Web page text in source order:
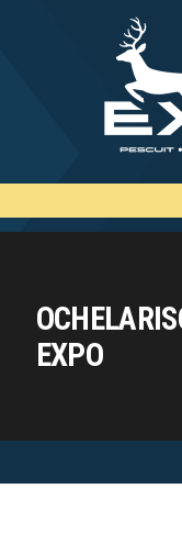
EXPO
INFO
EXPOZANTI
EDITII
CONTACT